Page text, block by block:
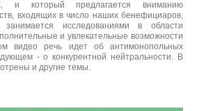
и который предлагается вниманию
входящих в число наших бенефициаров,
исследованиями в области
и увлекательные возможности
видео речь идет об антимонопольных
- о конкурентной нейтральности. В
и другие темы.